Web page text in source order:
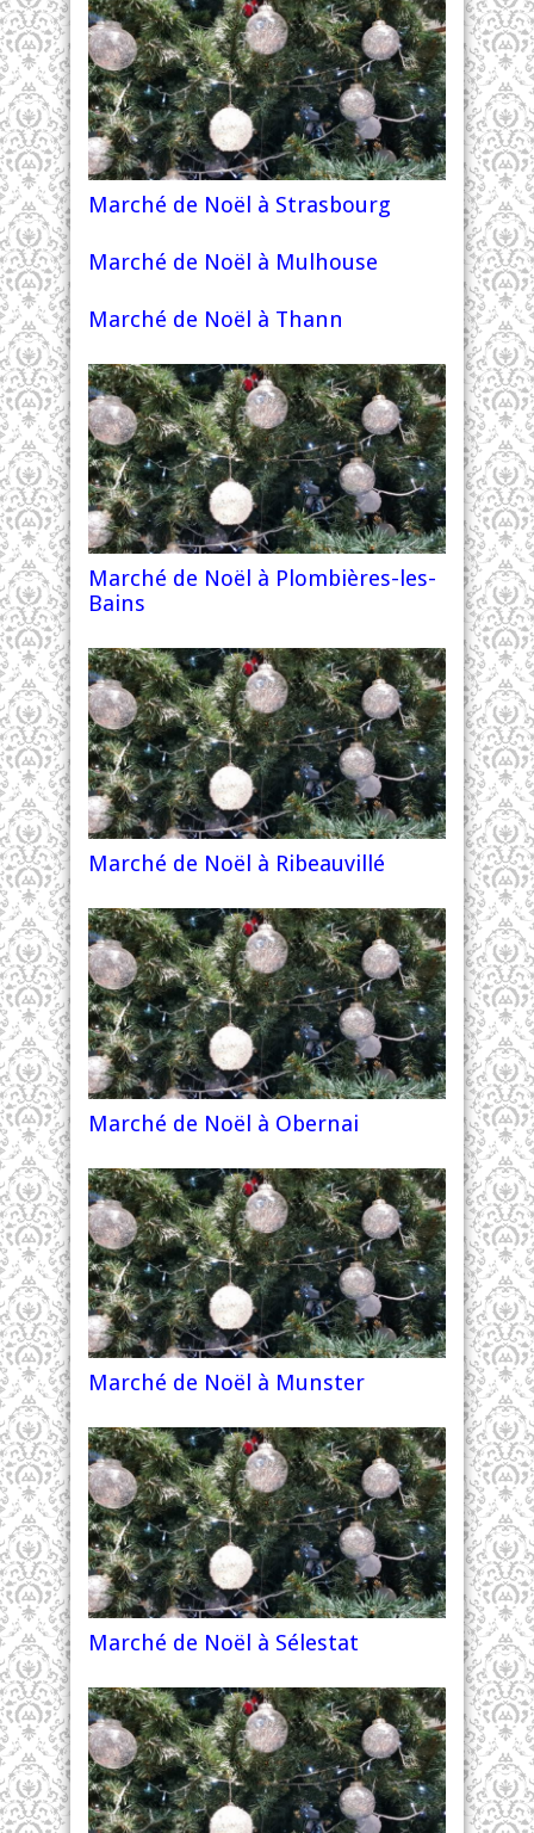
Marché de Noël à Strasbourg
Marché de Noël à Mulhouse
Marché de Noël à Thann
Marché de Noël à Plombières-les-
Bains
Marché de Noël à Ribeauvillé
Marché de Noël à Obernai
Marché de Noël à Munster
Marché de Noël à Sélestat